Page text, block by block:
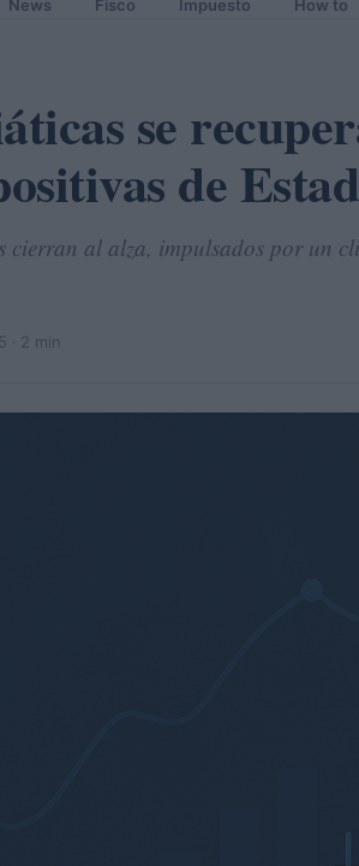
News Fisco Impuesto How to
se
de
cierran al alza, impulsados por un
· 2 min